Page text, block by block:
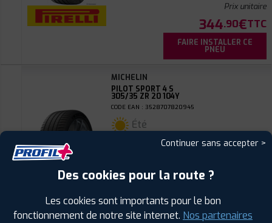
Prix unitaire
344.90€TTC
FAIRE INSTALLER CE
PNEU
MICHELIN
PILOT SPORT 4 S
305/35 ZR 20 104Y
CODE EAN : 3528707820945
Été
353
Continuer sans accepter >
Des cookies pour la route ?
Les cookies sont importants pour le bon
fonctionnement de notre site internet. Nos partenaires